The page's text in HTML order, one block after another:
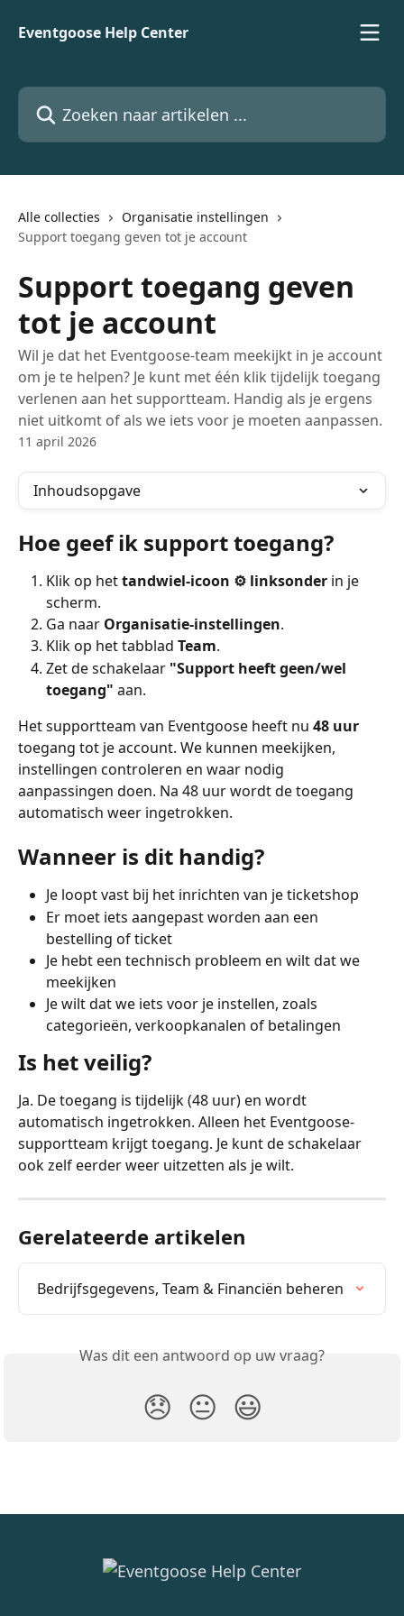
Eventgoose Help Center
Zoeken naar artikelen ...
Alle collecties
Organisatie instellingen
Support toegang geven tot je account
Support toegang geven
tot je account
Wil je dat het Eventgoose-team meekijkt in je account
om je te helpen? Je kunt met één klik tijdelijk toegang
verlenen aan het supportteam. Handig als je ergens
niet uitkomt of als we iets voor je moeten aanpassen.
11 april 2026
Inhoudsopgave
Hoe geef ik support toegang?
Klik op het tandwiel-icoon ⚙️ linksonder in je
scherm.
Ga naar Organisatie-instellingen.
Klik op het tabblad Team.
Zet de schakelaar "Support heeft geen/wel
toegang" aan.
Het supportteam van Eventgoose heeft nu 48 uur
toegang tot je account. We kunnen meekijken,
instellingen controleren en waar nodig
aanpassingen doen. Na 48 uur wordt de toegang
automatisch weer ingetrokken.
Wanneer is dit handig?
Je loopt vast bij het inrichten van je ticketshop
Er moet iets aangepast worden aan een
bestelling of ticket
Je hebt een technisch probleem en wilt dat we
meekijken
Je wilt dat we iets voor je instellen, zoals
categorieën, verkoopkanalen of betalingen
Is het veilig?
Ja. De toegang is tijdelijk (48 uur) en wordt
automatisch ingetrokken. Alleen het Eventgoose-
supportteam krijgt toegang. Je kunt de schakelaar
ook zelf eerder weer uitzetten als je wilt.
Gerelateerde artikelen
Bedrijfsgegevens, Team & Financiën beheren
Was dit een antwoord op uw vraag?
😞 😐 😃